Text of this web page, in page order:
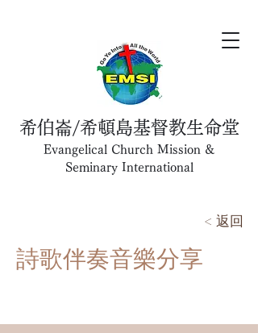
希伯崙/希頓島基督教生命堂
Evangelical Church Mission &
Seminary International
< 返回
詩歌伴奏音樂分享